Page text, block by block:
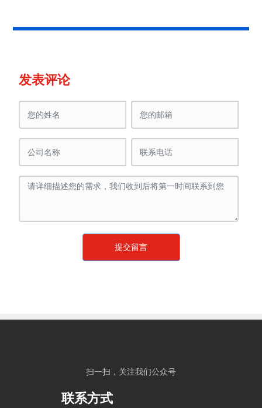
发表评论
提交留言
扫一扫，关注我们公众号
联系方式